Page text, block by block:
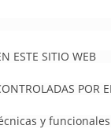
ESTE SITIO WEB
POR
y funcionales